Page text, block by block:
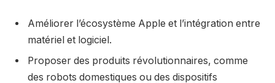
Améliorer l’écosystème Apple et l’intégration entre
matériel et logiciel.
Proposer des produits révolutionnaires, comme
des robots domestiques ou des dispositifs